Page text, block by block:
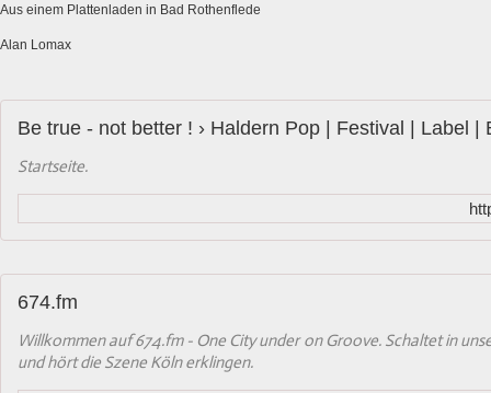
Aus einem Plattenladen in Bad Rothenflede
Alan Lomax
Be true - not better ! › Haldern Pop | Festival | Label |
Startseite.
674.fm
Willkommen auf 674.fm - One City under on Groove. Schaltet in
und hört die Szene Köln erklingen.